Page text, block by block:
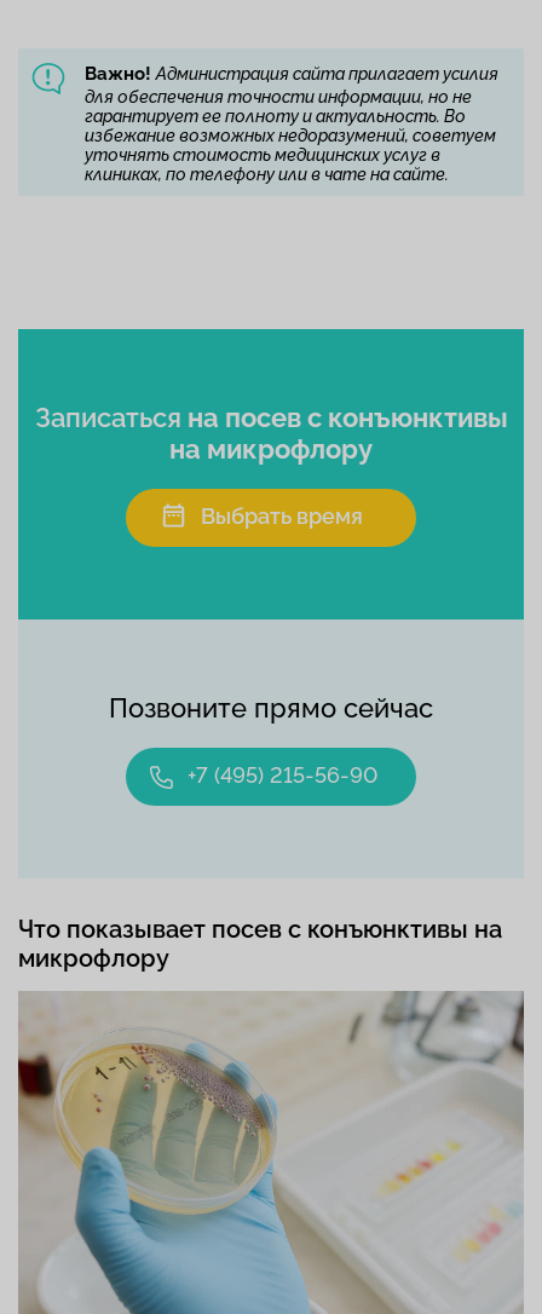
Важно! Администрация сайта прилагает усилия
для обеспечения точности информации, но не
гарантирует ее полноту и актуальность. Во
избежание возможных недоразумений, советуем
уточнять стоимость медицинских услуг в
клиниках, по телефону или в чате на сайте.
Позвоните прямо сейчас
+7 (495) 215-56-90
Записаться на посев с конъюнктивы
на микрофлору
Выбрать время
Что показывает посев с конъюнктивы на
микрофлору